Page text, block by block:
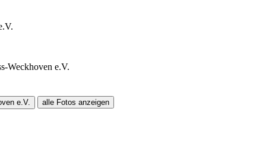
alle Fotos anzeigen